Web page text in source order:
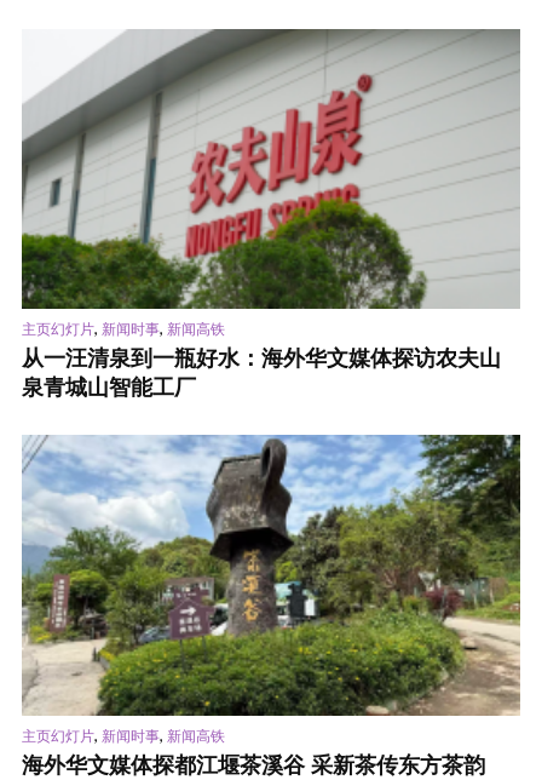
主页幻灯片, 新闻时事, 新闻高铁
从一汪清泉到一瓶好水：海外华文媒体探访农夫山
泉青城山智能工厂
主页幻灯片, 新闻时事, 新闻高铁
海外华文媒体探都江堰茶溪谷 采新茶传东方茶韵